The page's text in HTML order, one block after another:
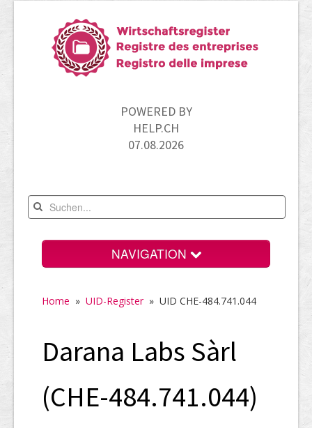
POWERED BY
HELP.CH
07.08.2026
NAVIGATION
Neugründungen
UID-Register
Home » UID-Register» UID CHE-484.741.044
Darana Labs Sàrl
(CHE-484.741.044)